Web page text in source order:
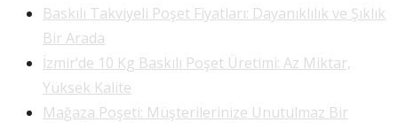
Baskılı Takviyeli Poşet Fiyatları: Dayanıklılık ve Şıklık
Bir Arada
İzmir’de 10 Kg Baskılı Poşet Üretimi: Az Miktar,
Yüksek Kalite
Mağaza Poşeti: Müşterilerinize Unutulmaz Bir